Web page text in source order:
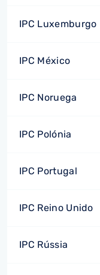
IPC Luxemburgo
IPC México
IPC Noruega
IPC Polónia
IPC Portugal
IPC Reino Unido
IPC Rússia